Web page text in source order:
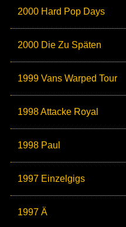
2000 Hard Pop Days
2000 Die Zu Späten
1999 Vans Warped Tour
1998 Attacke Royal
1998 Paul
1997 Einzelgigs
1997 Ä